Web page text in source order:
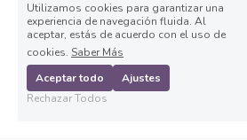
Avenida Ignacio
Avenida Vallarta
Utilizamos cookies para garantizar una
experiencia de navegación fluida. Al
aceptar, estás de acuerdo con el uso de
cookies. Saber Más
Aceptar todo
Ajustes
Rechazar Todos